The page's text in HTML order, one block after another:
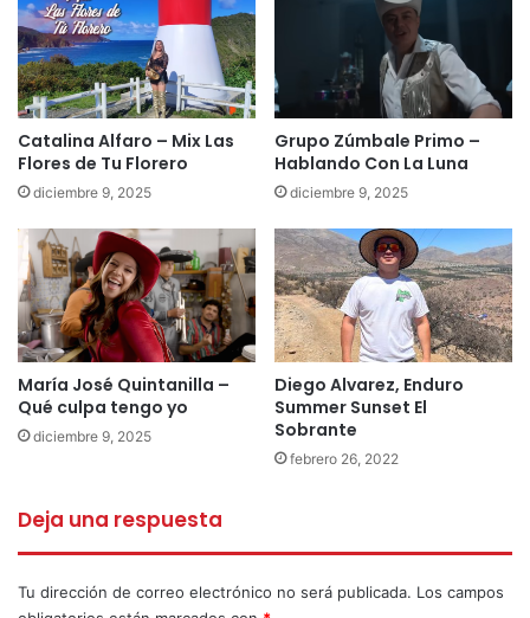
Catalina Alfaro – Mix Las
Flores de Tu Florero
diciembre 9, 2025
Grupo Zúmbale Primo –
Hablando Con La Luna
diciembre 9, 2025
María José Quintanilla –
Qué culpa tengo yo
diciembre 9, 2025
Diego Alvarez, Enduro
Summer Sunset El
Sobrante
febrero 26, 2022
Deja una respuesta
Tu dirección de correo electrónico no será publicada. Los campos